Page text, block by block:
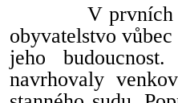
V prvních
obyvatelstvo
jeho
navrhovaly